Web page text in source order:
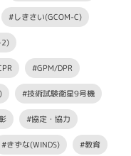
#しきさい(GCOM-C)
2)
#GPM/DPR
#技術試験衛星9号機
#協定・協力
#きずな(WINDS) #教育